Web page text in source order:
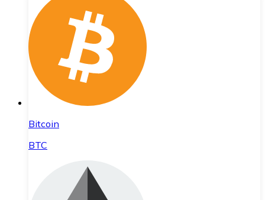
Bitcoin
BTC